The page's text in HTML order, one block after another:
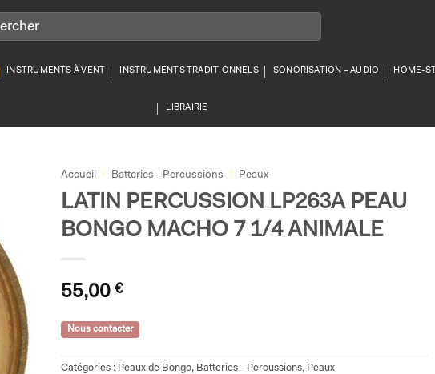
INSTRUMENTS À VENT INSTRUMENTS TRADITIONNELS SONORISATION – AUDIO HOME-
LIBRAIRIE
Accueil / Batteries - Percussions / Peaux
LATIN PERCUSSION LP263A PEAU
BONGO MACHO 7 1/4 ANIMALE
55,00 €
Nous contacter
Catégories : Peaux de Bongo, Batteries - Percussions, Peaux